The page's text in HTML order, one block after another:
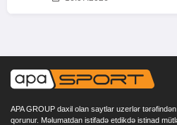
APA GROUP daxil olan saytlar uzerlər
qorunur. Məlumatdan istifadə etdikdə istinad